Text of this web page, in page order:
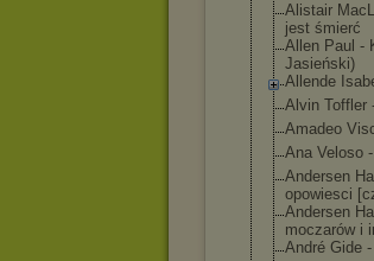
Alistair
jest śmierć
Allen Paul -
Jasieński)
Allende
Alvin Toffler
Amadeo
Ana Veloso
Andersen
opowiesci
Andersen
moczarów i
André Gide